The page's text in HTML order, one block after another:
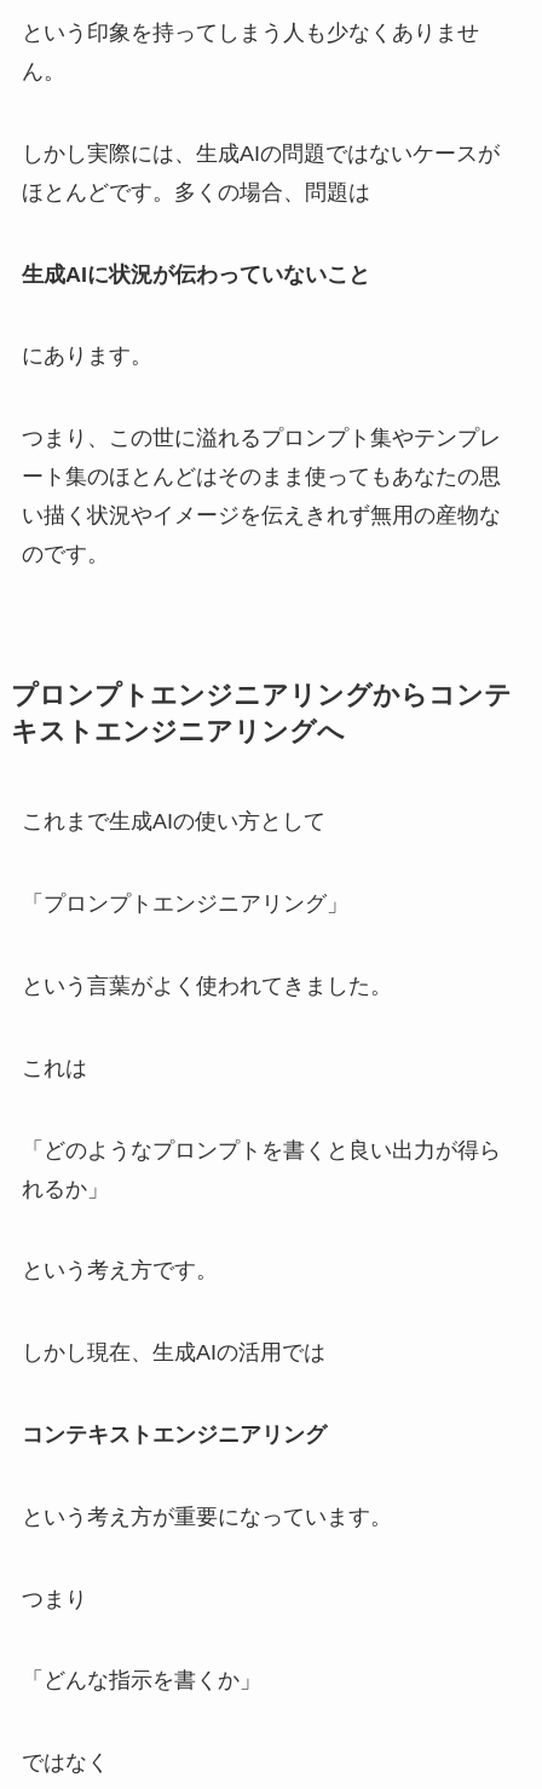
という印象を持ってしまう人も少なくありませ
ん。
しかし実際には、生成AIの問題ではないケースが
ほとんどです。多くの場合、問題は
生成AIに状況が伝わっていないこと
にあります。
つまり、この世に溢れるプロンプト集やテンプレ
ート集のほとんどはそのまま使ってもあなたの思
い描く状況やイメージを伝えきれず無用の産物な
のです。
プロンプトエンジニアリングからコンテ
キストエンジニアリングへ
これまで生成AIの使い方として
「プロンプトエンジニアリング」
という言葉がよく使われてきました。
これは
「どのようなプロンプトを書くと良い出力が得ら
れるか」
という考え方です。
しかし現在、生成AIの活用では
コンテキストエンジニアリング
という考え方が重要になっています。
つまり
「どんな指示を書くか」
ではなく